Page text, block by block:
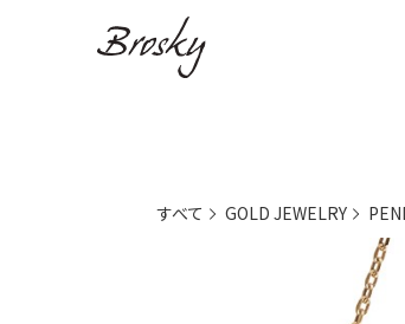
すべて GOLD JEWELRY